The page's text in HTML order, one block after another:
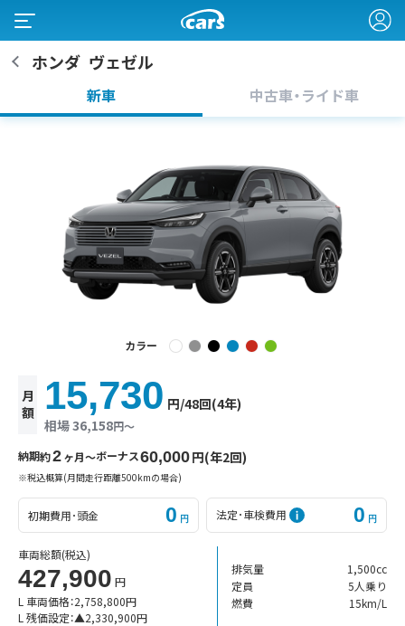
ホンダ ヴェゼル
新車 中古車・ライド車
カラー
月
額
相場 36,158円〜
15,730 円/48回(4年)
納期約2ヶ月〜ボーナス60,000円(年2回)
※税込概算(月間走行距離500kmの場合)
初期費用･頭金 0 円 法定･車検費用 0 円
車両総額(税込)
427,900 円
L 車両価格：2,758,800円
L 残価設定：▲2,330,900円
排気量
1,500cc
定員
5人乗り
燃費
15km/L